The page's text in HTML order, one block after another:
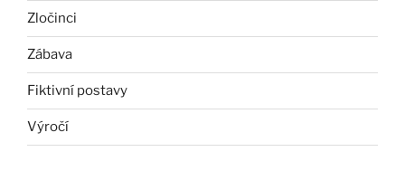
Zločinci
Zábava
Fiktivní postavy
Výročí